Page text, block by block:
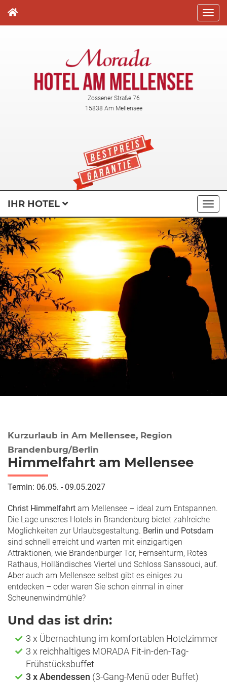
zum
Inhalt
Zossener Straße 76
15838 Am Mellensee
IHR HOTEL
Kurzurlaub in Am Mellensee, Region
Brandenburg/Berlin
Himmelfahrt am Mellensee
Termin: 06.05. - 09.05.2027
Christ Himmelfahrt am Mellensee – ideal zum Entspannen.
Die Lage unseres Hotels in Brandenburg bietet zahlreiche
Möglichkeiten zur Urlaubsgestaltung. Berlin und Potsdam
sind schnell erreicht und warten mit einzigartigen
Attraktionen, wie Brandenburger Tor, Fernsehturm, Rotes
Rathaus, Holländisches Viertel und Schloss Sanssouci, auf.
Aber auch am Mellensee selbst gibt es einiges zu
entdecken – oder waren Sie schon einmal in einer
Scheunenwindmühle?
Und das ist drin:
3 x Übernachtung im komfortablen Hotelzimmer
3 x reichhaltiges MORADA Fit-in-den-Tag-
Frühstücksbuffet
3 x Abendessen (3-Gang-Menü oder Buffet)